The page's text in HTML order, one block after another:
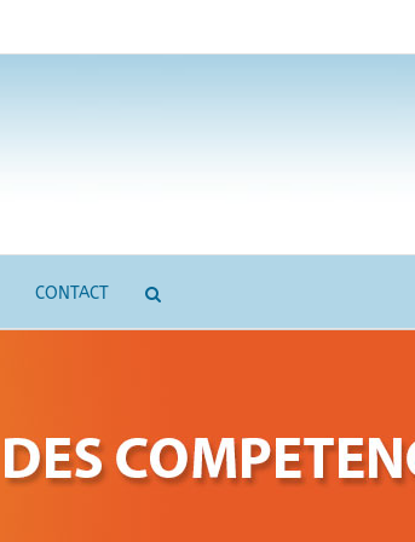
CONTACT